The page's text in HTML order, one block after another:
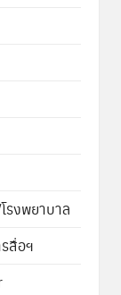
รงพยาบาล
สื่อฯ